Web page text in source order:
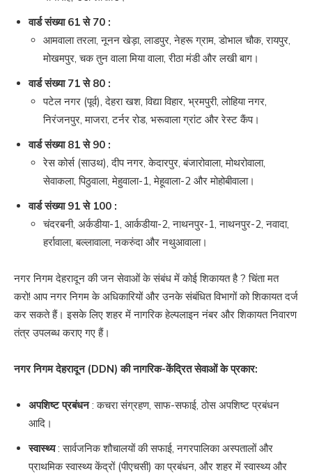
वार्ड संख्या 61 से 70 :
आमवाला तरला, नूनन खेड़ा, लाडपुर, नेहरू ग्राम, डोभाल चौक, रायपुर,
मोखमपुर, चक तुन वाला मिया वाला, रीठा मंडी और लखी बाग।
वार्ड संख्या 71 से 80 :
पटेल नगर (पूर्व), देहरा खश, विद्या विहार, भ्रमपुरी, लोहिया नगर,
निरंजनपुर, माजरा, टर्नर रोड, भरूवाला ग्रांट और रेस्ट कैंप।
वार्ड संख्या 81 से 90 :
रेस कोर्स (साउथ), दीप नगर, केदारपुर, बंजारोवाला, मोथरोवाला,
सेवाकला, पिठुवाला, मेहुवाला-1, मेहूवाला-2 और मोहोबीवाला।
वार्ड संख्या 91 से 100 :
चंदरबनी, अर्कडीया-1, आर्कडीया-2, नाथनपुर-1, नाथनपुर-2, नवादा,
हर्रावाला, बल्लावाला, नकरुंदा और नथुआवाला।
नगर निगम देहरादून की जन सेवाओं के संबंध में कोई शिकायत है ? चिंता मत
करो! आप नगर निगम के अधिकारियों और उनके संबंधित विभागों को शिकायत दर्ज
कर सकते हैं। इसके लिए शहर में नागरिक हेल्पलाइन नंबर और शिकायत निवारण
तंत्र उपलब्ध कराए गए हैं।
नगर निगम देहरादून (DDN) की नागरिक-केंद्रित सेवाओं के प्रकार:
अपशिष्ट प्रबंधन: कचरा संग्रहण, साफ-सफाई, ठोस अपशिष्ट प्रबंधन
आदि।
स्वास्थ्य: सार्वजनिक शौचालयों की सफाई, नगरपालिका अस्पतालों और
प्राथमिक स्वास्थ्य केंद्रों (पीएचसी) का प्रबंधन, और शहर में स्वास्थ्य और